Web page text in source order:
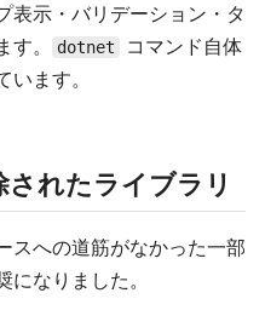
表示・バリデーション・タ
。
dotnet
コマンド自体
ます。
されたライブラリ
スへの道筋がなかった一部
なりました。